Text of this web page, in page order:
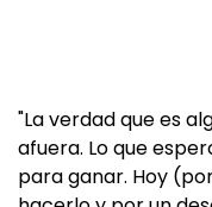
"La verdad que es
afuera. Lo que
para ganar. Hoy